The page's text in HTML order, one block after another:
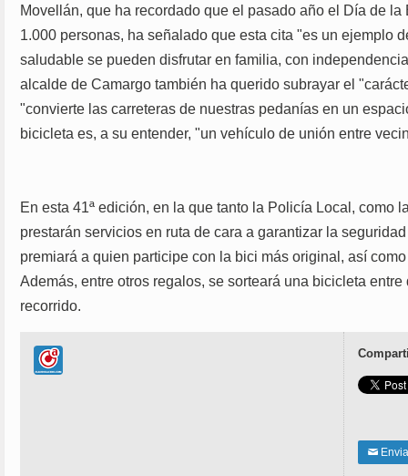
Movellán, que ha recordado que el pasado año el Día de
1.000 personas, ha señalado que esta cita "es un ejemplo
saludable se pueden disfrutar en familia, con
alcalde de Camargo también ha querido subrayar el
"convierte las carreteras de nuestras pedanías en un
bicicleta es, a su entender, "un vehículo de unión entre
En esta 41ª edición, en la que tanto la Policía Local, como
prestarán servicios en ruta de cara a garantizar la
premiará a quien participe con la bici más original, así
Además, entre otros regalos, se sorteará una bicicleta
recorrido.
✉